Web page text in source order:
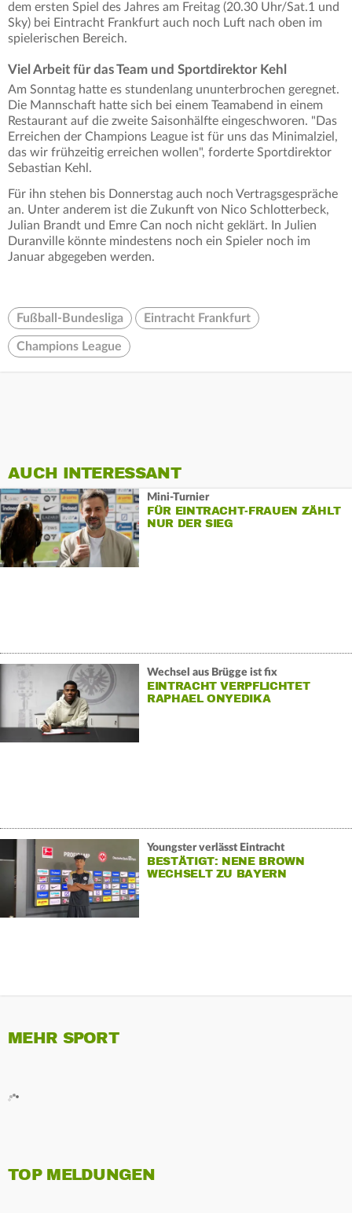
dem ersten Spiel des Jahres am Freitag (20.30 Uhr/Sat.1 und
Sky) bei Eintracht Frankfurt auch noch Luft nach oben im
spielerischen Bereich.
Viel Arbeit für das Team und Sportdirektor Kehl
Am Sonntag hatte es stundenlang ununterbrochen geregnet.
Die Mannschaft hatte sich bei einem Teamabend in einem
Restaurant auf die zweite Saisonhälfte eingeschworen. "Das
Erreichen der Champions League ist für uns das Minimalziel,
das wir frühzeitig erreichen wollen", forderte Sportdirektor
Sebastian Kehl.
Für ihn stehen bis Donnerstag auch noch Vertragsgespräche
an. Unter anderem ist die Zukunft von Nico Schlotterbeck,
Julian Brandt und Emre Can noch nicht geklärt. In Julien
Duranville könnte mindestens noch ein Spieler noch im
Januar abgegeben werden.
Fußball-Bundesliga Eintracht Frankfurt
Champions League
AUCH INTERESSANT
Mini-Turnier
FÜR EINTRACHT-FRAUEN ZÄHLT
NUR DER SIEG
Wechsel aus Brügge ist fix
EINTRACHT VERPFLICHTET
RAPHAEL ONYEDIKA
Youngster verlässt Eintracht
BESTÄTIGT: NENE BROWN
WECHSELT ZU BAYERN
MEHR SPORT
TOP MELDUNGEN